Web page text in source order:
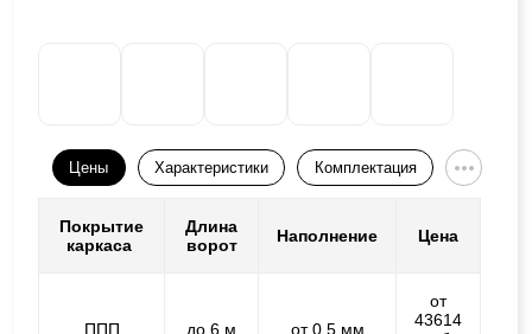
Цены Характеристики Комплектация
Покрытие
каркаса
Длина
ворот
Наполнение Цена
ППП до 6 м от 0,5 мм
от
43614